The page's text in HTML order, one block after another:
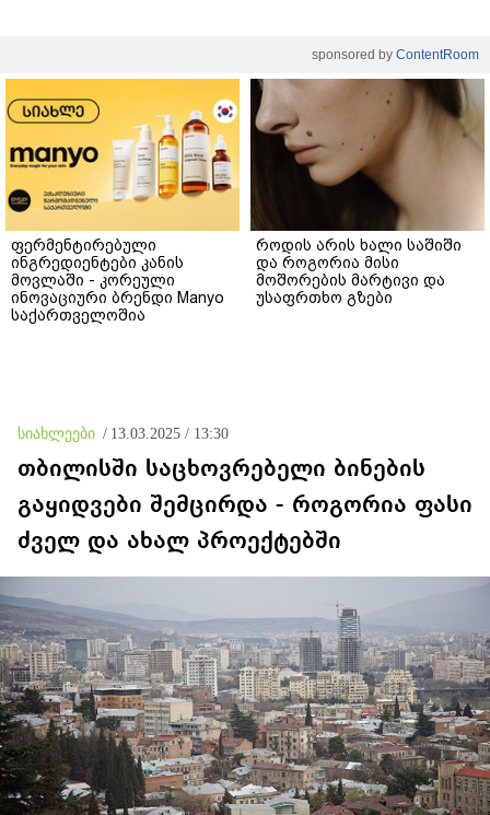
sponsored by ContentRoom
ფერმენტირებული
ინგრედიენტები კანის
მოვლაში - კორეული
ინოვაციური ბრენდი Manyo
საქართველოშია
როდის არის ხალი საშიში
და როგორია მისი
მოშორების მარტივი და
უსაფრთხო გზები
სიახლეები / 13.03.2025 / 13:30
თბილისში საცხოვრებელი ბინების
გაყიდვები შემცირდა - როგორია ფასი
ძველ და ახალ პროექტებში